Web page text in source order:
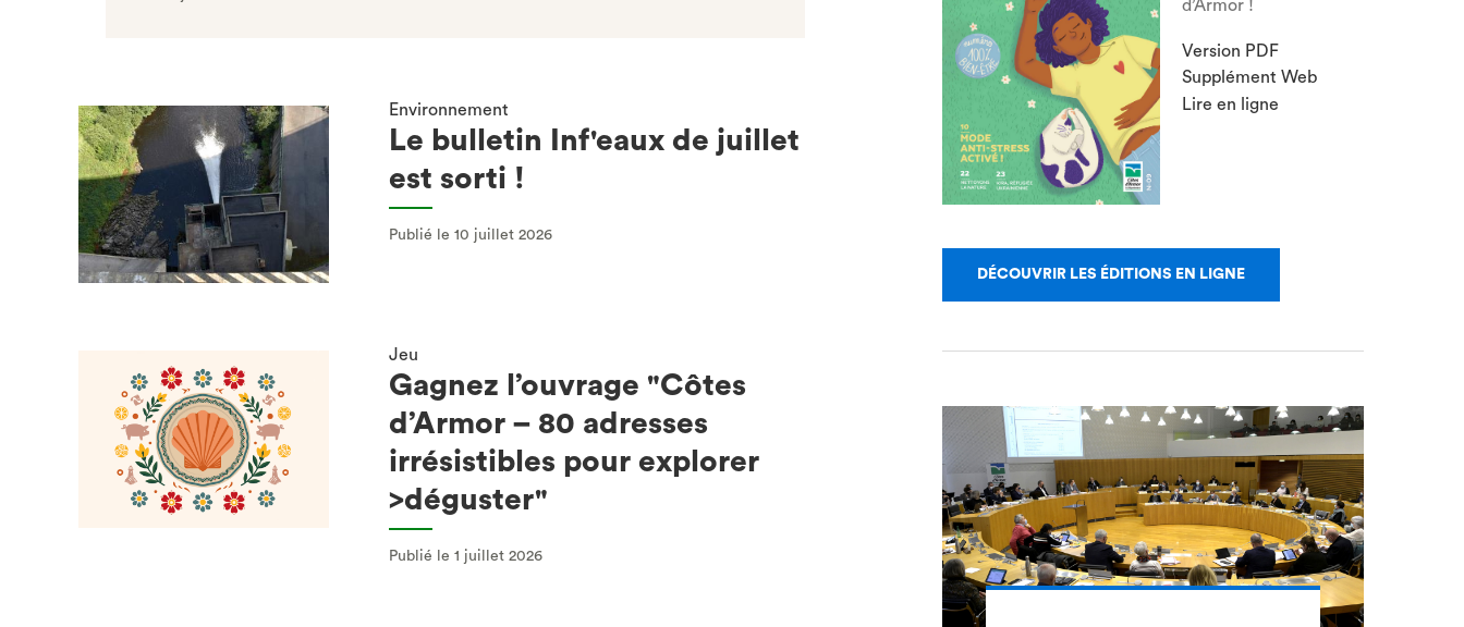
Environnement
Le bulletin Inf'eaux de juillet
est sorti !
Publié le 10 juillet 2026
Jeu
Gagnez l’ouvrage "Côtes
d’Armor – 80 adresses
irrésistibles pour explorer
>déguster"
Publié le 1 juillet 2026
d’Armor !
Version PDF
Supplément Web
Lire en ligne
DÉCOUVRIR LES ÉDITIONS EN LIGNE